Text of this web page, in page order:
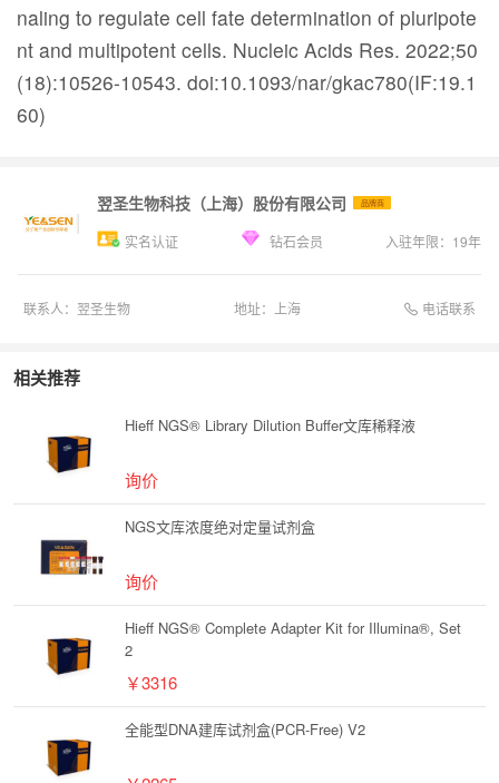
naling to regulate cell fate determination of pluripote
nt and multipotent cells. Nucleic Acids Res. 2022;50
(18):10526-10543. doi:10.1093/nar/gkac780(IF:19.1
60)
翌圣生物科技（上海）股份有限公司 品牌商
实名认证 钻石会员 入驻年限： 19年
联系人： 翌圣生物 地址： 上海 电话联系
相关推荐
Hieff NGS® Library Dilution Buffer文库稀释液
询价
NGS文库浓度绝对定量试剂盒
询价
Hieff NGS® Complete Adapter Kit for Illumina®, Set
2
￥3316
全能型DNA建库试剂盒(PCR-Free) V2